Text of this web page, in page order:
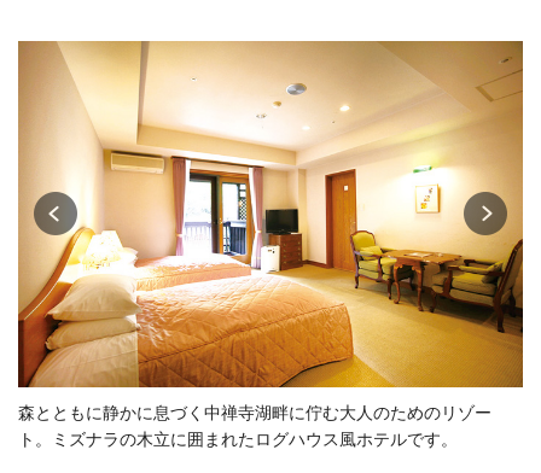
森とともに静かに息づく中禅寺湖畔に佇む大人のためのリゾー
ト。ミズナラの木立に囲まれたログハウス風ホテルです。